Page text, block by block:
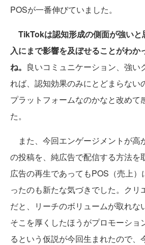
POSが一番伸びていました。
TikTokは認知形成の側面が強い
入にまで影響を及ぼせることがわか
ね。 良いコミュニケーション、強い
れば、認知効果のみにとどまらない
プラットフォームなのかなと改めて
た。
また、今回エンゲージメントが高
の投稿を、純広告で配信する方法を
広告の再生であってもPOS（売上
ったのも新たな気づきでした。クリ
だと、リーチのボリュームが取れな
そこを厚くしたほうがプロモーショ
るという仮説が今回生まれたので、